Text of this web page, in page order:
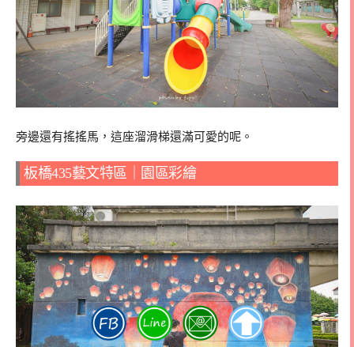
旁邊還有搖搖馬，這座溜滑梯還滿可愛的呢。
板橋435藝文特區｜園區彩繪